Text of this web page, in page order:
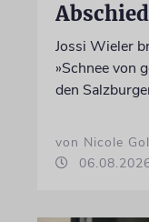
Jossi Wieler
»Schnee von
den
von Nicole